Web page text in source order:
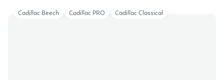
Cadillac Beech Cadillac PRO Cadillac Classical